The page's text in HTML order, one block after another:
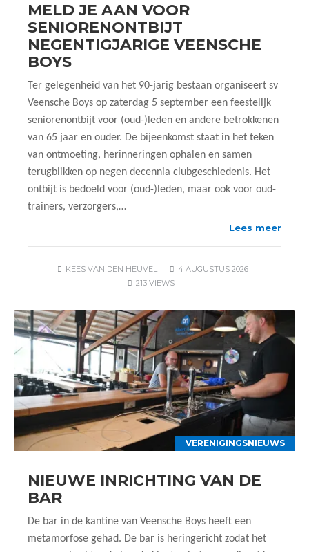
MELD JE AAN VOOR
SENIORENONTBIJT
NEGENTIGJARIGE VEENSCHE
BOYS
Ter gelegenheid van het 90-jarig bestaan organiseert sv
Veensche Boys op zaterdag 5 september een feestelijk
seniorenontbijt voor (oud-)leden en andere betrokkenen
van 65 jaar en ouder. De bijeenkomst staat in het teken
van ontmoeting, herinneringen ophalen en samen
terugblikken op negen decennia clubgeschiedenis. Het
ontbijt is bedoeld voor (oud-)leden, maar ook voor oud-
trainers, verzorgers,…
Lees meer
KEES VAN DEN HEUVEL
4 AUGUSTUS 2026
213 VIEWS
VERENIGINGSNIEUWS
NIEUWE INRICHTING VAN DE
BAR
De bar in de kantine van Veensche Boys heeft een
metamorfose gehad. De bar is heringericht zodat het